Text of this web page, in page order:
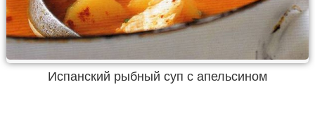
Испанский рыбный суп с апельсином